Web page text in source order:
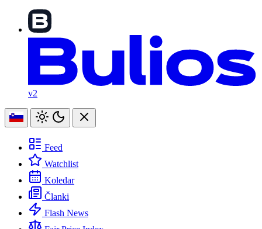
v2
Feed
Watchlist
Koledar
Članki
Flash News